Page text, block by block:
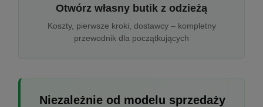
Otwórz własny butik z odzieżą
Koszty, pierwsze kroki, dostawcy – kompletny
przewodnik dla początkujących
Niezależnie od modelu sprzedaży